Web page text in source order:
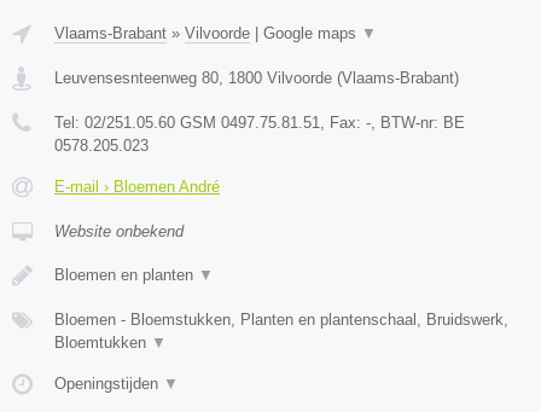
Vlaams-Brabant » Vilvoorde | Google maps ▼
Leuvensesnteenweg 80 1800 Vilvoorde (Vlaams-Brabant)
Tel: 02/251.05.60 GSM 0497.75.81.51 , Fax: - , BTW-nr: BE
0578.205.023
E-mail › Bloemen André
Website onbekend
Bloemen en planten ▼
Bloemen - Bloemstukken, Planten en plantenschaal, Bruidswerk,
Bloemtukken ▼
Openingstijden ▼